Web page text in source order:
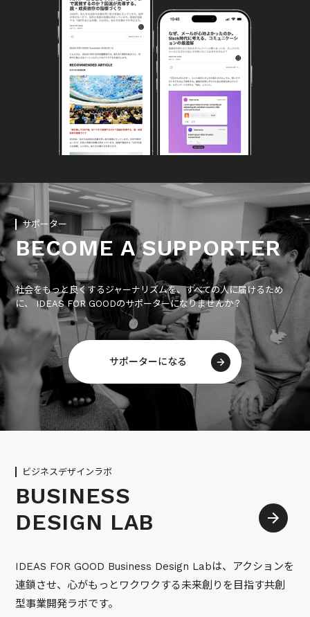
サポーター
BECOME A SUPPORTER
社会をもっと良くするジャーナリズムを、すべての人に届けるため
に、 IDEAS FOR GOODのサポーターになりませんか？
サポーターになる
ビジネスデザインラボ
BUSINESS
DESIGN LAB
IDEAS FOR GOOD Business Design Labは、アクションを
連鎖させ、心がもっとワクワクする未来創りを目指す共創
型事業開発ラボです。